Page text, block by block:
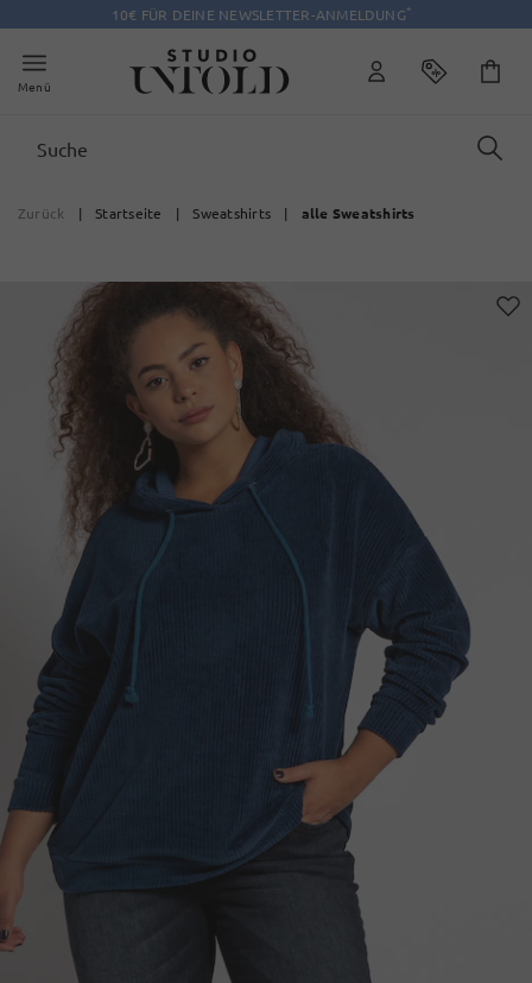
10€ FÜR DEINE NEWSLETTER-ANMELDUNG*
Menü
Zurück | Startseite | Sweatshirts | alle Sweatshirts